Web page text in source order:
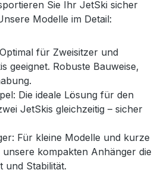
Sie Ihr JetSki sicher
Modelle im Detail:
für Zweisitzer und
geeignet. Robuste Bauweise,
Die ideale Lösung für den
JetSkis gleichzeitig – sicher
Für kleine Modelle und kurze
kompakten Anhänger die
und Stabilität.